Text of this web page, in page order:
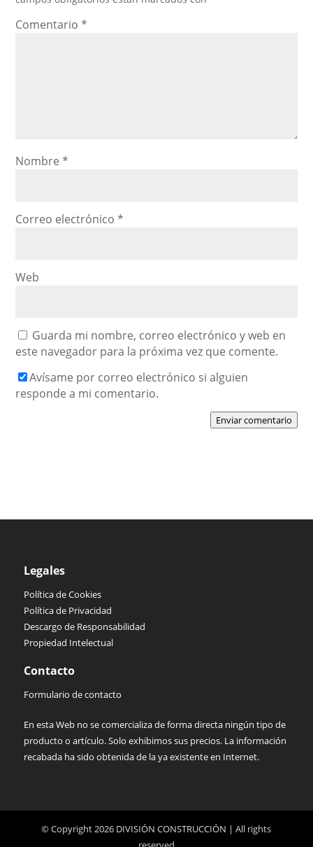
Comentario*
Nombre*
Correo electrónico*
Web
Guarda mi nombre, correo electrónico y web en
este navegador para la próxima vez que comente.
Avísame por correo electrónico si alguien
responde a mi comentario.
Enviar comentario
Legales
Política de Cookies
Política de Privacidad
Descargo de Responsabilidad
Propiedad Intelectual
Contacto
Formulario de contacto
En esta Web no se comercializa de forma directa ningún tipo de
producto o artículo. Solo exhibimos sus precios. La información
recabada ha sido obtenida de la ya existente en Internet.
© Copyright 2026 DIVISIÓN CONSTRUCCIÓN | All rights